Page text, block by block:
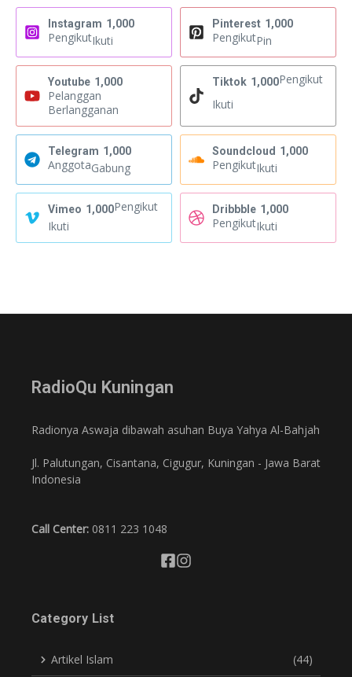
Instagram 1,000
PengikutIkuti
Pinterest 1,000
PengikutPin
Youtube 1,000
Pelanggan
Berlangganan
Tiktok 1,000Pengikut
Ikuti
Telegram 1,000
AnggotaGabung
Soundcloud 1,000
PengikutIkuti
Vimeo 1,000Pengikut
Ikuti
Dribbble 1,000
PengikutIkuti
RadioQu Kuningan
Radionya Aswaja dibawah asuhan Buya Yahya Al-Bahjah
Jl. Palutungan, Cisantana, Cigugur, Kuningan - Jawa Barat
Indonesia
Call Center: 0811 223 1048
Category List
Artikel Islam (44)